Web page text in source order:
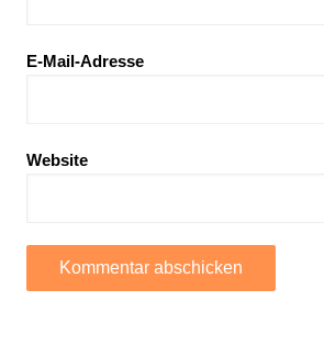
E-Mail-Adresse
Website